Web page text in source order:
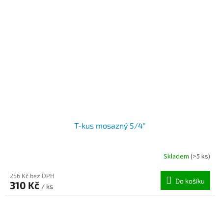
T-kus mosazný 5/4"
Skladem (>5 ks)
256 Kč bez DPH
310 Kč / ks
Do košíku